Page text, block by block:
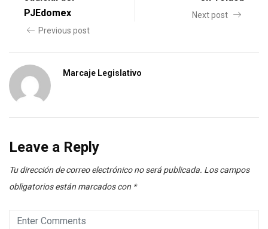
PJEdomex
Previous post
Next post
Marcaje Legislativo
Leave a Reply
Tu dirección de correo electrónico no será publicada. Los campos
obligatorios están marcados con *